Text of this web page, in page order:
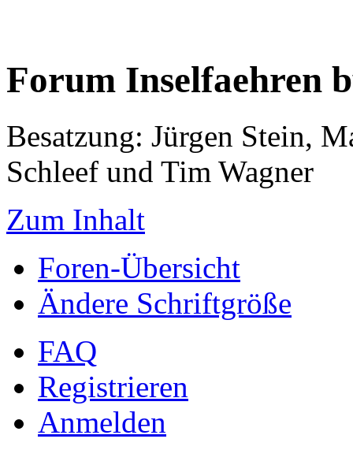
Forum Inselfaehren
Besatzung: Jürgen Stein,
Schleef und Tim Wagner
Zum Inhalt
Foren-Übersicht
Ändere Schriftgröße
FAQ
Registrieren
Anmelden